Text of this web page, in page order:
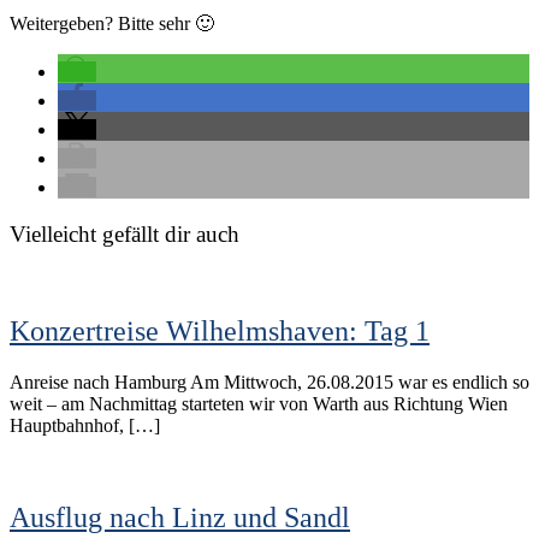
Weitergeben? Bitte sehr 🙂
Vielleicht gefällt dir auch
Konzertreise Wilhelmshaven: Tag 1
Anreise nach Hamburg Am Mittwoch, 26.08.2015 war es endlich so
weit – am Nachmittag starteten wir von Warth aus Richtung Wien
Hauptbahnhof, […]
Ausflug nach Linz und Sandl